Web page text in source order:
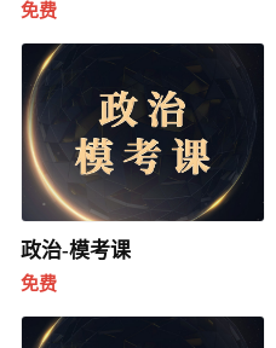
免费
政治-模考课
免费